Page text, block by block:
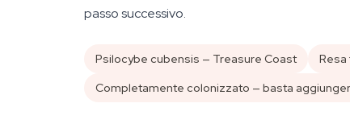
passo successivo.
Psilocybe cubensis — Treasure Coast
Completamente colonizzato — basta